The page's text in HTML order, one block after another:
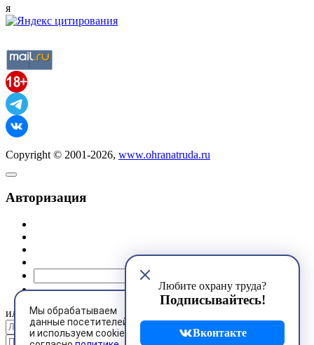
Мы обрабатываем
данные посетителей
и используем cookies
Любите охрану труда?
Подписывайтесь!
Вконтакте
я
Copyright © 2001-2026, www.ohranatruda.ru
Авторизация
или